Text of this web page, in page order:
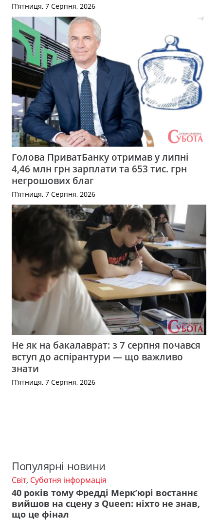
П’ятниця, 7 Серпня, 2026
Голова ПриватБанку отримав у липні
4,46 млн грн зарплати та 653 тис. грн
негрошових благ
П’ятниця, 7 Серпня, 2026
Не як на бакалаврат: з 7 серпня почався
вступ до аспірантури — що важливо
знати
П’ятниця, 7 Серпня, 2026
Популярні новини
Світ, Суботня інформація
40 років тому Фредді Мерк’юрі востаннє
вийшов на сцену з Queen: ніхто не знав,
що це фінал